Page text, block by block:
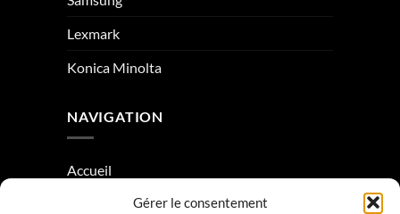
Gérer le consentement
Lexmark
Konica Minolta
NAVIGATION
Accueil